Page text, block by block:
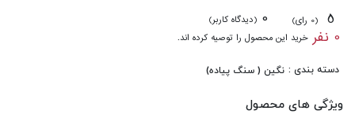
(0 رای) 0 (دیدگاه کاربر)
0 نفر خرید این محصول را توصیه کرده اند.
دسته بندی : نگین ( سنگ پیاده)
ویژگی های محصول